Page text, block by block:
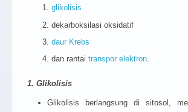
glikolisis
dekarboksilasi oksidatif
daur Krebs
dan rantai transpor elektron.
1. Glikolisis
Glikolisis berlangsung di sitosol,